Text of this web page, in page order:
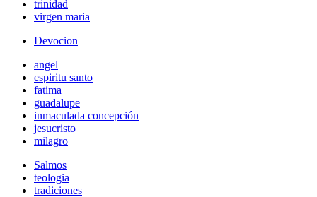
trinidad
virgen maria
Devocion
angel
espiritu santo
fatima
guadalupe
inmaculada concepción
jesucristo
milagro
Salmos
teologia
tradiciones